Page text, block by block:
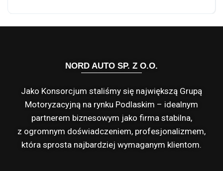
NORD AUTO SP. Z O.O.
Jako Konsorcjum staliśmy się największą Grupą
Motoryzacyjną na rynku Podlaskim – idealnym
partnerem biznesowym jako firma stabilna,
z ogromnym doświadczeniem, profesjonalizmem,
która sprosta najbardziej wymaganym klientom.